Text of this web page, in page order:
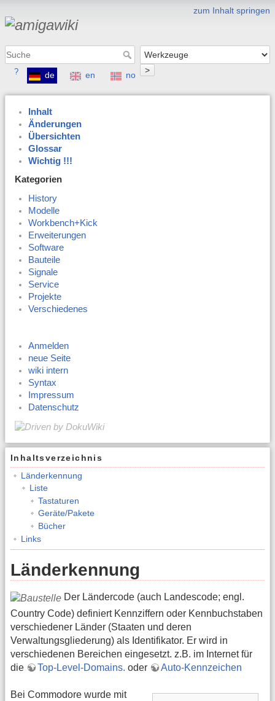
zum Inhalt springen
>
? de en no
Inhalt
Änderungen
Übersichten
Glossar
Wichtig !!!
Kategorien
History
Modelle
Workbench+Kick
Erweiterungen
Software
Bauteile
Signale
Service
Projekte
Verschiedenes
Anmelden
neue Seite
wiki intern
Syntax
Impressum
Datenschutz
Inhaltsverzeichnis
Länderkennung
Liste
Tastaturen
Geräte/Pakete
Bücher
Links
Länderkennung
Der Ländercode (auch Landescode; engl.
Country Code) definiert Kennziffern oder Kennbuchstaben
verschiedener Länder (Staaten und deren
Verwaltungsgliederung) als Identifikator. Er wird in
verschiedenen Bereichen eingesetzt. z.B. im Internet für
die
Top-Level-Domains. oder Auto-Kennzeichen
Bei Commodore wurde mit